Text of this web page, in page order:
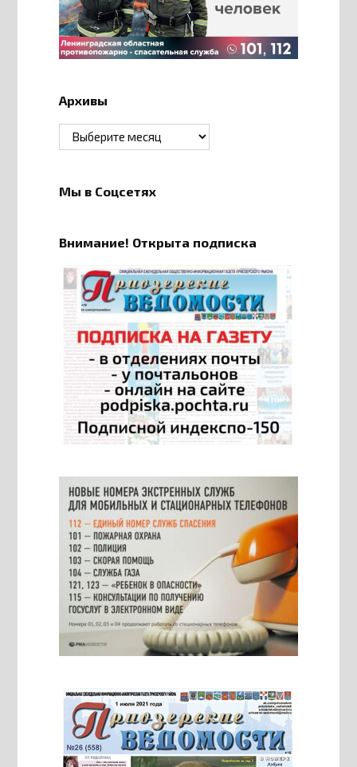
Архивы
Архивы
Мы в Соцсетях
Внимание! Открыта подписка